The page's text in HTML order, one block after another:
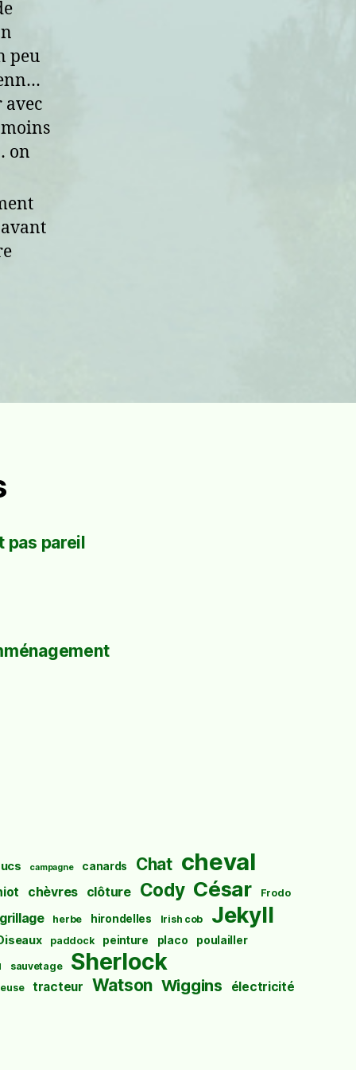
peu
avec
on
pas pareil
campagne canards Chat cheval
chèvres clôture Cody César Frodo
herbe hirondelles Irish cob Jekyll
paddock peinture placo
poulailler
sauvetage Sherlock
tracteur Watson Wiggins électricité